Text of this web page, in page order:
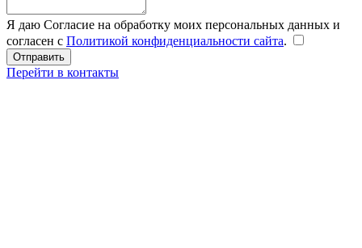
Я даю Согласие на обработку моих персональных данных и
согласен с Политикой конфиденциальности сайта.
Перейти в контакты